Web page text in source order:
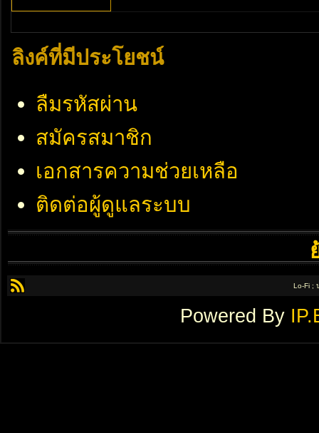
ลิงค์ที่มีประโยชน์
ลืมรหัสผ่าน
สมัครสมาชิก
เอกสารความช่วยเหลือ
ติดต่อผู้ดูแลระบบ
Lo-Fi ;
Powered By